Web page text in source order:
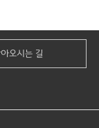
오시는 길